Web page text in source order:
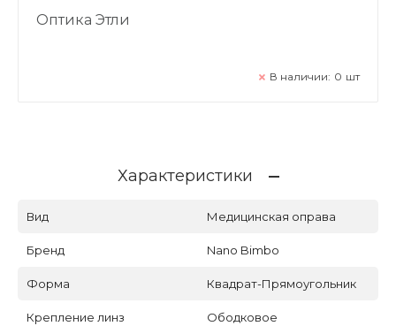
Оптика Этли
В наличии: 0 шт
Характеристики
Вид Медицинская оправа
Бренд Nano Bimbo
Форма Квадрат-Прямоугольник
Крепление линз Ободковое